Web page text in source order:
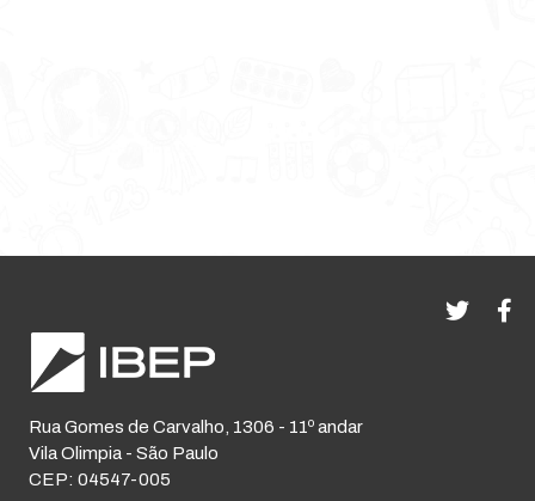
Rua Gomes de Carvalho, 1306 - 11º andar
Vila Olimpia - São Paulo
CEP: 04547-005